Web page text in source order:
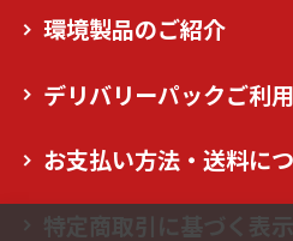
環境製品のご紹介
デリバリーパックご利
お支払い方法・送料に